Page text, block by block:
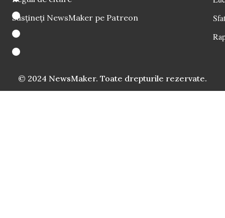
Susțineți NewsMaker pe Patreon
© 2024 NewsMaker. Toate drepturile rezervate.